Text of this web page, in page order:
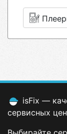
isFix —
сервисных